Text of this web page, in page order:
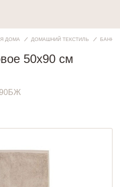
ДОМА ДОМАШНИЙ ТЕКСТИЛЬ
50х90 см